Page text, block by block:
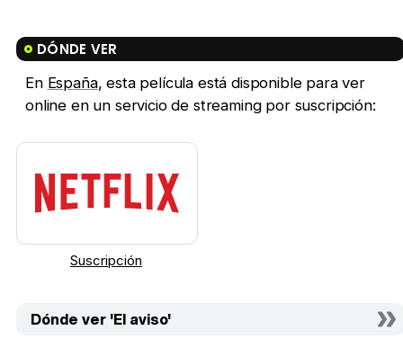
DÓNDE VER
En España, esta película está disponible para ver
online en un servicio de streaming por suscripción:
Suscripción
Dónde ver 'El aviso'